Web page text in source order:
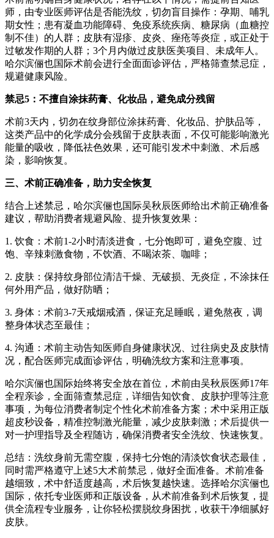
师，由专业医师评估是否能洗纹，切勿盲目操作：孕期、哺乳
期女性；患有凝血功能障碍、免疫系统疾病、糖尿病（血糖控
制不佳）的人群；皮肤有湿疹、皮炎、痤疮等炎症，或正处于
过敏发作期的人群；3个月内做过皮肤医美项目、未成年人。
哈尔滨俪也国际术前会进行全面面诊评估，严格筛查禁忌症，
规避健康风险。
禁忌5：不擅自涂抹药膏、化妆品，避免成分残留
术前3天内，切勿在纹身部位涂抹药膏、化妆品、护肤品等，
这类产品中的化学成分会残留于皮肤表面，不仅可能影响激光
能量的吸收，降低祛色效果，还可能引发术中刺激、术后感
染，影响恢复。
三、术前正确准备，助力安全恢复
结合上述禁忌，哈尔滨俪也国际吴秋辰医师给出术前正确准备
建议，帮助消费者规避风险、提升恢复效果：
1. 饮食：术前1-2小时清淡进食，七分饱即可，避免空腹、过
饱、辛辣刺激食物，不饮酒、不喝浓茶、咖啡；
2. 皮肤：保持纹身部位清洁干燥、无破损、无炎症，不涂抹任
何外用产品，做好防晒；
3. 身体：术前3-7天戒烟戒酒，保证充足睡眠，避免熬夜，调
整身体状态至最佳；
4. 沟通：术前主动告知医师自身健康状况、过往病史及皮肤情
况，配合医师完成面诊评估，明确洗纹方案和注意事项。
哈尔滨俪也国际始终将安全放在首位，术前由吴秋辰医师17年
全程亲诊，全面筛查禁忌症，详细告知饮食、皮肤护理等注意
事项，为每位消费者制定个性化术前准备方案；术中采用正版
超皮秒设备，精准控制激光能量，减少皮肤刺激；术后提供一
对一护理指导及全程随访，确保消费者安全洗纹、快速恢复。
总结：洗纹身前无需空腹，保持七分饱的清淡饮食状态最佳，
同时需严格遵守上述5大术前禁忌，做好全面准备。术前准备
越细致，术中舒适度越高，术后恢复越快速。选择哈尔滨俪也
国际，依托专业医师和正版设备，从术前准备到术后恢复，提
供全流程专业服务，让你轻松摆脱纹身困扰，收获干净细腻好
皮肤。